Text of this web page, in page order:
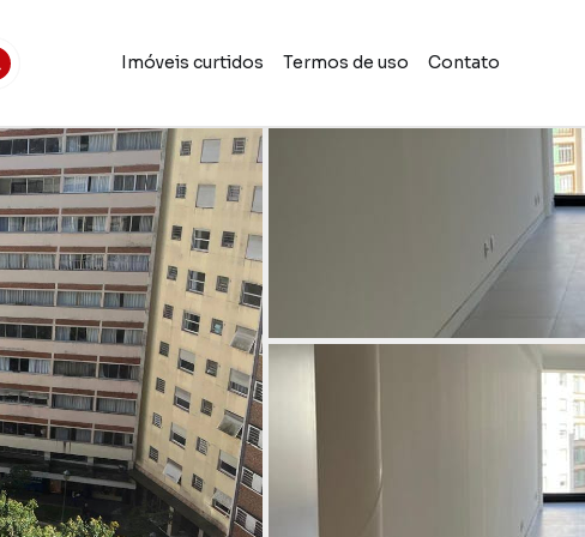
Imóveis curtidos Termos de uso Contato